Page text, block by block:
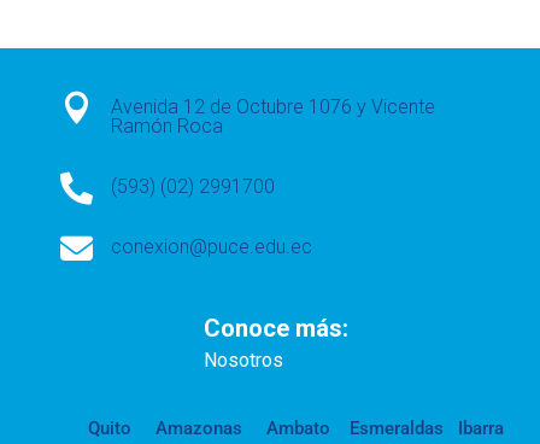

Avenida 12 de Octubre 1076 y Vicente
Ramón Roca
 (593) (02) 2991700
 conexion@puce.edu.ec
Conoce más:
Nosotros
Quito Amazonas Ambato Esmeraldas
Ibarra